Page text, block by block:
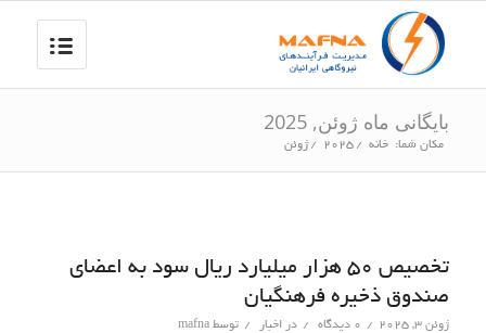
بایگانی ماه ژوئن, 2025
مکان شما: خانه /
2025
/ ژوئن
تخصیص ۵۰ هزار میلیارد ریال سود به اعضای
صندوق ذخیره فرهنگیان
ژوئن 3, 2025 / 0 دیدگاه / در اخبار / توسط mafna